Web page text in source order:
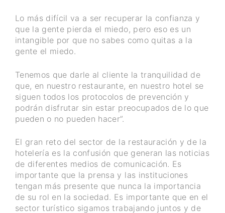
Lo más difícil va a ser recuperar la confianza y
que la gente pierda el miedo, pero eso es un
intangible por que no sabes como quitas a la
gente el miedo.
Tenemos que darle al cliente la tranquilidad de
que, en nuestro restaurante, en nuestro hotel se
siguen todos los protocolos de prevención y
podrán disfrutar sin estar preocupados de lo que
pueden o no pueden hacer”.
El gran reto del sector de la restauración y de la
hotelería es la confusión que generan las noticias
de diferentes medios de comunicación. Es
importante que la prensa y las instituciones
tengan más presente que nunca la importancia
de su rol en la sociedad. Es importante que en el
sector turístico sigamos trabajando juntos y de